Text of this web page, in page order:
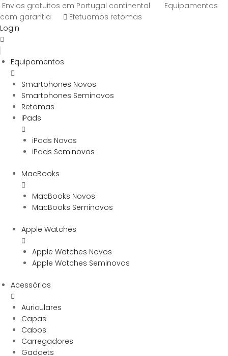
Envios gratuitos em Portugal continental
Equipamentos
com garantia
Efetuamos retomas
Login
Equipamentos
Smartphones Novos
Smartphones Seminovos
Retomas
iPads
iPads Novos
iPads Seminovos
MacBooks
MacBooks Novos
MacBooks Seminovos
Apple Watches
Apple Watches Novos
Apple Watches Seminovos
Acessórios
Auriculares
Capas
Cabos
Carregadores
Gadgets